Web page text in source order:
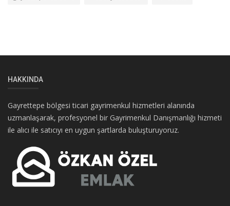
HAKKINDA
Gayrettepe bölgesi ticari gayrimenkul hizmetleri alanında
uzmanlaşarak, profesyonel bir Gayrimenkul Danışmanlığı hizmeti
ile alıcı ile satıcıyı en uygun şartlarda buluşturuyoruz.